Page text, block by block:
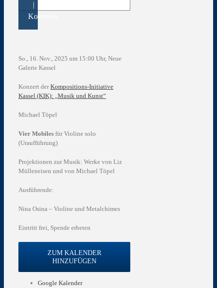
|
Kostenlos
So., 16. Nov., 2025 um 15:00 Uhr, Neue
Galerie Kassel
Konzert derKompositions-Initiative
Kassel (KIK): „Musik und Kunst“
Michael Töpel
Vier Mobiles für Violine solo
(Uraufführung)
Projektionen zur Musik: Werke von Liz
Mülleneisen und von Michael Töpel
Ausführende:
Nina Osina – Violine und Metalchimes
Eintritt frei, Spende erbeten
ZUM KALENDER
HINZUFÜGEN
Google Kalender